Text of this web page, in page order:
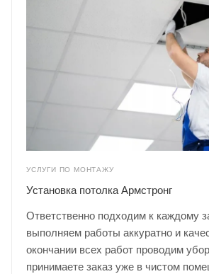
УСЛУГИ ПО МОНТАЖУ
Установка потолка Армстронг
Ответственно подходим к каждому
выполняем работы аккуратно и
окончании всех работ проводим
принимаете заказ уже в чистом